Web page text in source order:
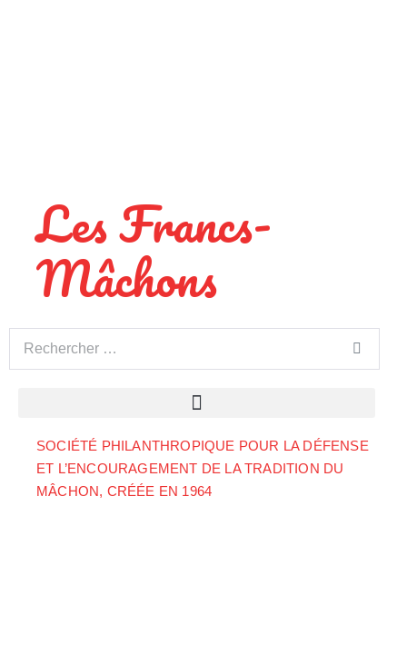
Les Francs-
Mâchons
SOCIÉTÉ PHILANTHROPIQUE POUR LA DÉFENSE
ET L’ENCOURAGEMENT DE LA TRADITION DU
MÂCHON, CRÉÉE EN 1964